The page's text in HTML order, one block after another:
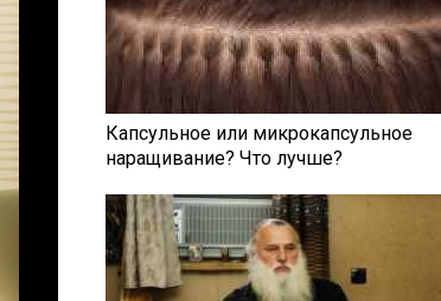
Капсульное или микрокапсульное
наращивание? Что лучше?